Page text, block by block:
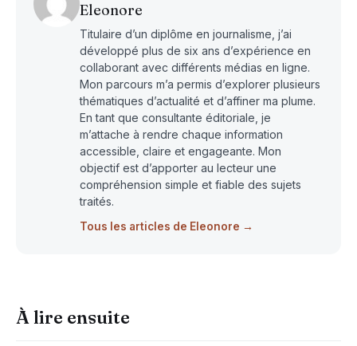
Eleonore
Titulaire d’un diplôme en journalisme, j’ai
développé plus de six ans d’expérience en
collaborant avec différents médias en ligne.
Mon parcours m’a permis d’explorer plusieurs
thématiques d’actualité et d’affiner ma plume.
En tant que consultante éditoriale, je
m’attache à rendre chaque information
accessible, claire et engageante. Mon
objectif est d’apporter au lecteur une
compréhension simple et fiable des sujets
traités.
Tous les articles de Eleonore →
À lire ensuite